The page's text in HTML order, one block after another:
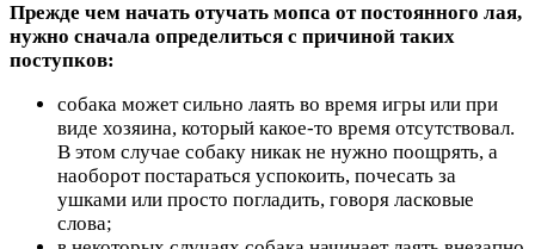
Прежде чем начать отучать мопса от постоянного лая,
нужно сначала определиться с причиной таких
поступков:
собака может сильно лаять во время игры или при
виде хозяина, который какое-то время отсутствовал.
В этом случае собаку никак не нужно поощрять, а
наоборот постараться успокоить, почесать за
ушками или просто погладить, говоря ласковые
слова;